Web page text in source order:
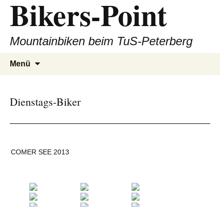
Zum
Inhalt
springen
Bikers-Point
Mountainbiken beim TuS-Peterberg
Menü
Dienstags-Biker
COMER SEE 2013